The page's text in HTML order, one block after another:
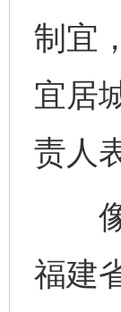
制宜
宜居
责人
像
福建